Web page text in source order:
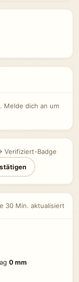
Melde dich an um
Verifiziert-Badge
30 Min. aktualisiert
0 mm